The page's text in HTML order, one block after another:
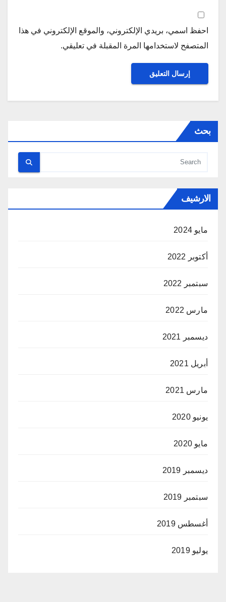
احفظ اسمي، بريدي الإلكتروني، والموقع الإلكتروني في هذا
المتصفح لاستخدامها المرة المقبلة في تعليقي.
بحث
الارشيف
مايو 2024
أكتوبر 2022
سبتمبر 2022
مارس 2022
ديسمبر 2021
أبريل 2021
مارس 2021
يونيو 2020
مايو 2020
ديسمبر 2019
سبتمبر 2019
أغسطس 2019
يوليو 2019